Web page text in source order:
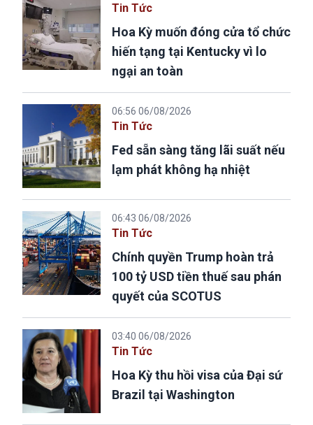
Tin Tức
Hoa Kỳ muốn đóng cửa tổ chức
hiến tạng tại Kentucky vì lo
ngại an toàn
06:56 06/08/2026
Tin Tức
Fed sẵn sàng tăng lãi suất nếu
lạm phát không hạ nhiệt
06:43 06/08/2026
Tin Tức
Chính quyền Trump hoàn trả
100 tỷ USD tiền thuế sau phán
quyết của SCOTUS
03:40 06/08/2026
Tin Tức
Hoa Kỳ thu hồi visa của Đại sứ
Brazil tại Washington